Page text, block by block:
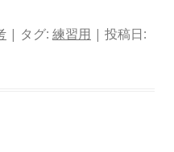
| タグ: 練習用 | 投稿日: